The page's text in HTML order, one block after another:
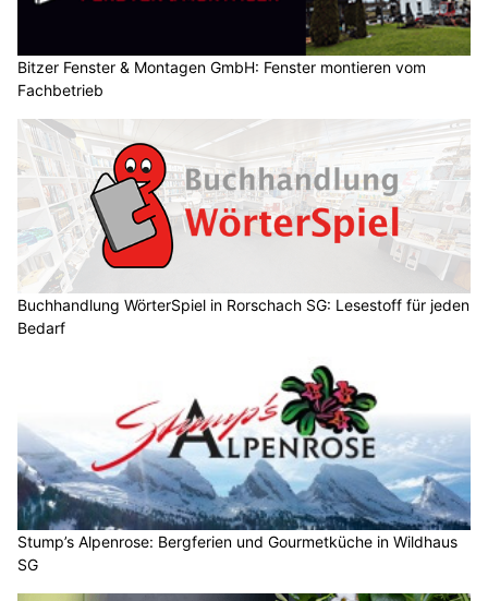
Bitzer Fenster & Montagen GmbH: Fenster montieren vom
Fachbetrieb
Buchhandlung WörterSpiel in Rorschach SG: Lesestoff für jeden
Bedarf
Stump’s Alpenrose: Bergferien und Gourmetküche in Wildhaus
SG